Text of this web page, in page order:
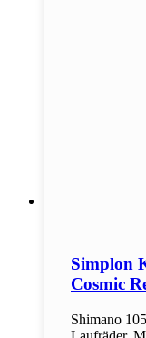
Simplon
Cosmic
Shimano